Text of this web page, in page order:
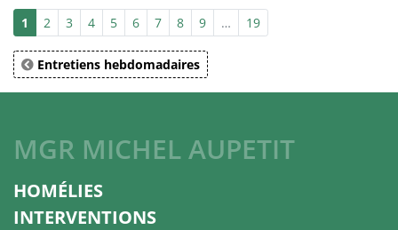
1 2 3 4 5 6 7 8 9 … 19
Entretiens hebdomadaires
MGR MICHEL AUPETIT
HOMÉLIES
INTERVENTIONS